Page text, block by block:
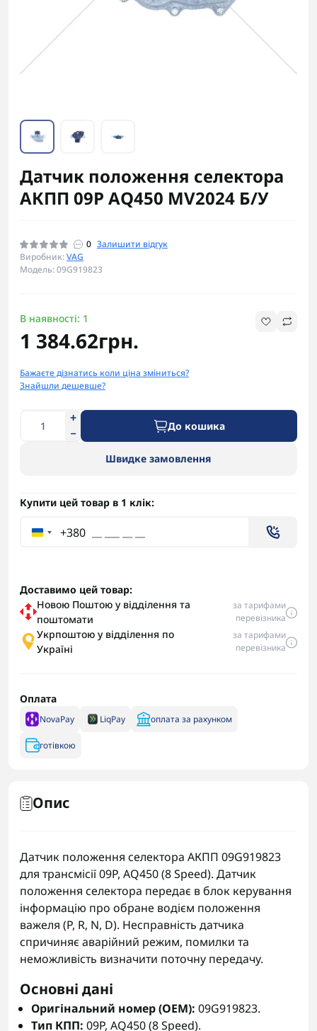
Датчик положення селектора
АКПП 09P AQ450 MV2024 Б/У
0 Залишити відгук
Виробник:VAG
Модель: 09G919823
В наявності: 1
1 384.62грн.
Бажаєте дізнатись коли ціна зміниться?
Знайшли дешевше?
До кошика
Швидке замовлення
Купити цей товар в 1 клік:
+380
Доставимо цей товар:
Новою Поштою у відділення та
поштомати
за тарифами
перевізника
Укрпоштою у відділення по
Україні
за тарифами
перевізника
Оплата
NovaPay LiqPay оплата за рахунком
готівкою
Опис
Датчик положення селектора АКПП 09G919823
для трансмісії 09P, AQ450 (8 Speed). Датчик
положення селектора передає в блок керування
інформацію про обране водієм положення
важеля (P, R, N, D). Несправність датчика
спричиняє аварійний режим, помилки та
неможливість визначити поточну передачу.
Основні дані
Оригінальний номер (OEM): 09G919823.
Тип КПП: 09P, AQ450 (8 Speed).